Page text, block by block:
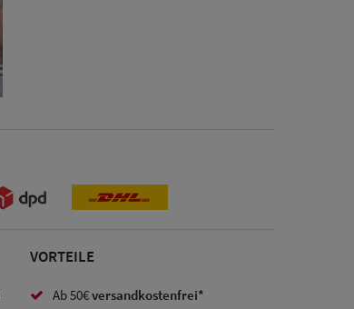
VORTEILE
Ab 50€versandkostenfrei*